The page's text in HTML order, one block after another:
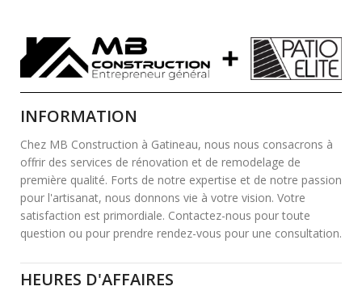
INFORMATION
Chez MB Construction à Gatineau, nous nous consacrons à
offrir des services de rénovation et de remodelage de
première qualité. Forts de notre expertise et de notre passion
pour l'artisanat, nous donnons vie à votre vision. Votre
satisfaction est primordiale. Contactez-nous pour toute
question ou pour prendre rendez-vous pour une consultation.
HEURES D'AFFAIRES